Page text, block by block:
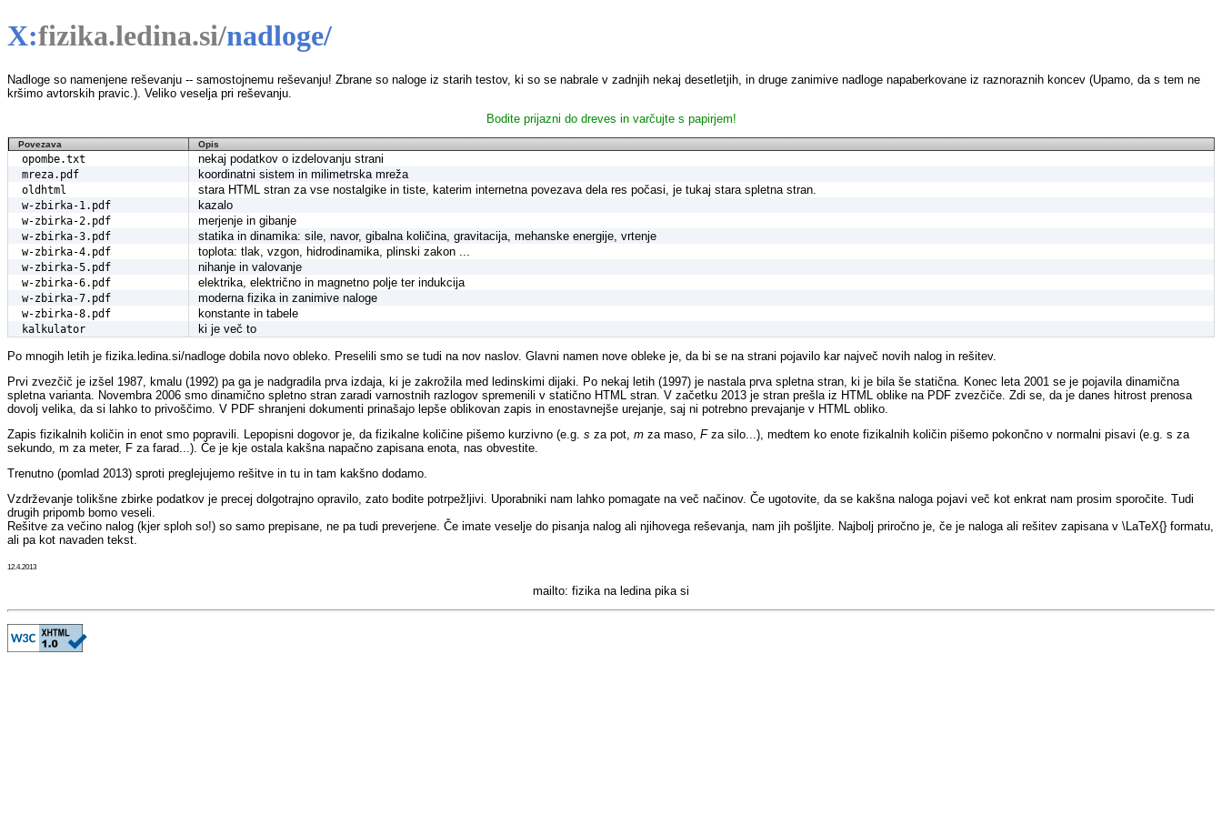
X:fizika.ledina.si/nadloge/
Nadloge so namenjene reševanju -- samostojnemu reševanju! Zbrane so naloge iz starih testov, ki so se nabrale v zadnjih nekaj desetletjih, in druge zanimive nadloge napaberkovane iz raznoraznih koncev (Upamo, da s tem ne
kršimo avtorskih pravic.). Veliko veselja pri reševanju.
Bodite prijazni do dreves in varčujte s papirjem!
Povezava Opis
opombe.txt nekaj podatkov o izdelovanju strani
mreza.pdf koordinatni sistem in milimetrska mreža
oldhtml stara HTML stran za vse nostalgike in tiste, katerim internetna povezava dela res počasi, je tukaj stara spletna stran.
w-zbirka-1.pdf kazalo
w-zbirka-2.pdf merjenje in gibanje
w-zbirka-3.pdf statika in dinamika: sile, navor, gibalna količina, gravitacija, mehanske energije, vrtenje
w-zbirka-4.pdf toplota: tlak, vzgon, hidrodinamika, plinski zakon ...
w-zbirka-5.pdf nihanje in valovanje
w-zbirka-6.pdf elektrika, električno in magnetno polje ter indukcija
w-zbirka-7.pdf moderna fizika in zanimive naloge
w-zbirka-8.pdf konstante in tabele
kalkulator
ki je več to
Po mnogih letih je fizika.ledina.si/nadloge dobila novo obleko. Preselili smo se tudi na nov naslov. Glavni namen nove obleke je, da bi se na strani pojavilo kar največ novih nalog in rešitev.
Prvi zvezčič je izšel 1987, kmalu (1992) pa ga je nadgradila prva izdaja, ki je zakrožila med ledinskimi dijaki. Po nekaj letih (1997) je nastala prva spletna stran, ki je bila še statična. Konec leta 2001 se je pojavila dinamična
spletna varianta. Novembra 2006 smo dinamično spletno stran zaradi varnostnih razlogov spremenili v statično HTML stran. V začetku 2013 je stran prešla iz HTML oblike na PDF zvezčiče. Zdi se, da je danes hitrost prenosa
dovolj velika, da si lahko to privoščimo. V PDF shranjeni dokumenti prinašajo lepše oblikovan zapis in enostavnejše urejanje, saj ni potrebno prevajanje v HTML obliko.
Zapis fizikalnih količin in enot smo popravili. Lepopisni dogovor je, da fizikalne količine pišemo kurzivno (e.g. s za pot, m za maso, Fza silo...), medtem ko enote fizikalnih količin pišemo pokončno v normalni pisavi (e.g. s za
sekundo, m za meter, F za farad...). Če je kje ostala kakšna napačno zapisana enota, nas obvestite.
Trenutno (pomlad 2013) sproti preglejujemo rešitve in tu in tam kakšno dodamo.
Vzdrževanje tolikšne zbirke podatkov je precej dolgotrajno opravilo, zato bodite potrpežljivi. Uporabniki nam lahko pomagate na več načinov. Če ugotovite, da se kakšna naloga pojavi več kot enkrat nam prosim sporočite. Tudi
drugih pripomb bomo veseli.
Rešitve za večino nalog (kjer sploh so!) so samo prepisane, ne pa tudi preverjene. Če imate veselje do pisanja nalog ali njihovega reševanja, nam jih pošljite. Najbolj priročno je, če je naloga ali rešitev zapisana v \LaTeX{} formatu,
ali pa kot navaden tekst.
12.4.2013
mailto: fizika na ledina pika si